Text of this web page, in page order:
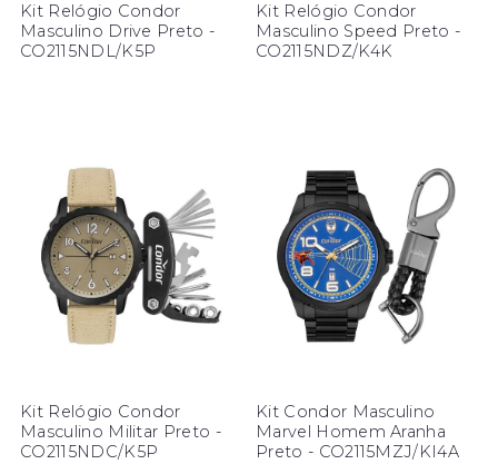
Kit Relógio Condor
Masculino Drive Preto -
CO2115NDL/K5P
Kit Relógio Condor
Masculino Speed Preto -
CO2115NDZ/K4K
Kit Relógio Condor
Masculino Militar Preto -
CO2115NDC/K5P
Kit Condor Masculino
Marvel Homem Aranha
Preto - CO2115MZJ/KI4A